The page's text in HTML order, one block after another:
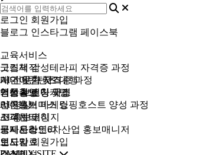
로그인 회원가입
블로그 인스타그램 페이스북
교육서비스
그림책 감성테라피 자격증 과정
AI 전문가 자격증 과정
책쓰기 코칭 과정
라이브커머스 쇼핑호스트 양성 과정
스피치 코칭
국제온라인6차산업 홍보매니저
굿즈제작
개인 맞춤 굿즈
기업 브랜딩 굿즈
미디어콘텐츠 대행
영상촬영
AI 영상
AI 홍보이미지
언론홍보 마케팅
언론홍보 마케팅
고객센터
공지사항
보도자료
보나드스토리
인사말
로그인 회원가입